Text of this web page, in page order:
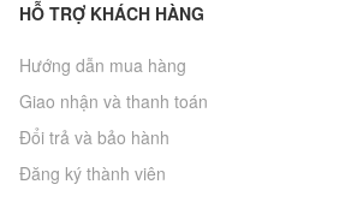
HỖ TRỢ KHÁCH HÀNG
Hướng dẫn mua hàng
Giao nhận và thanh toán
Đổi trả và bảo hành
Đăng ký thành viên